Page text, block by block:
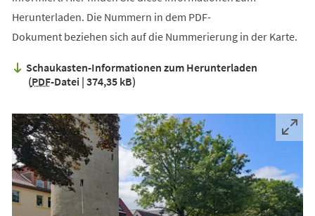
Herunterladen. Die Nummern in dem PDF-
Dokument beziehen sich auf die Nummerierung in der Karte.
Schaukasten-Informationen zum Herunterladen
PDF-Datei 374,35 kB